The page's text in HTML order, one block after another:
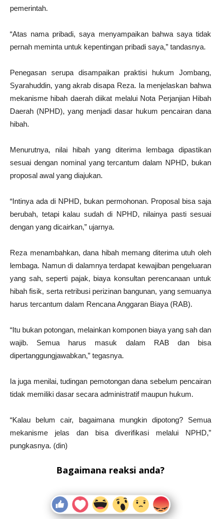
pemerintah.
“Atas nama pribadi, saya menyampaikan bahwa saya tidak
pernah meminta untuk kepentingan pribadi saya,” tandasnya.
Penegasan serupa disampaikan praktisi hukum Jombang,
Syarahuddin, yang akrab disapa Reza. Ia menjelaskan bahwa
mekanisme hibah daerah diikat melalui Nota Perjanjian Hibah
Daerah (NPHD), yang menjadi dasar hukum pencairan dana
hibah.
Menurutnya, nilai hibah yang diterima lembaga dipastikan
sesuai dengan nominal yang tercantum dalam NPHD, bukan
proposal awal yang diajukan.
“Intinya ada di NPHD, bukan permohonan. Proposal bisa saja
berubah, tetapi kalau sudah di NPHD, nilainya pasti sesuai
dengan yang dicairkan,” ujarnya.
Reza menambahkan, dana hibah memang diterima utuh oleh
lembaga. Namun di dalamnya terdapat kewajiban pengeluaran
yang sah, seperti pajak, biaya konsultan perencanaan untuk
hibah fisik, serta retribusi perizinan bangunan, yang semuanya
harus tercantum dalam Rencana Anggaran Biaya (RAB).
“Itu bukan potongan, melainkan komponen biaya yang sah dan
wajib. Semua harus masuk dalam RAB dan bisa
dipertanggungjawabkan,” tegasnya.
Ia juga menilai, tudingan pemotongan dana sebelum pencairan
tidak memiliki dasar secara administratif maupun hukum.
“Kalau belum cair, bagaimana mungkin dipotong? Semua
mekanisme jelas dan bisa diverifikasi melalui NPHD,”
pungkasnya. (din)
Bagaimana reaksi anda?